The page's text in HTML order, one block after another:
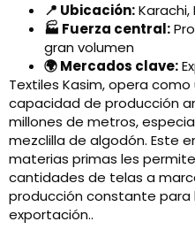
📍 Ubicación:Karachi,
🏭 Fuerza central:
gran volumen
🌍 Mercados clave:
Textiles Kasim, opera
capacidad de producción
millones de metros,
mezclilla de algodón. Este
materias primas les
cantidades de telas a
producción constante para
exportación..